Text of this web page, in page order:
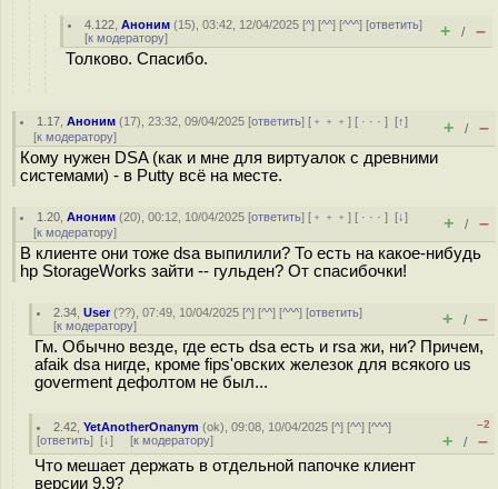
4.122 ,Аноним (15), 03:42, 12/04/2025 [^] [^^] [^^^] [ответить]
[к модератору] + / –
Толково. Спасибо.
1.17 ,Аноним (17), 23:32, 09/04/2025 [ответить] [ ﹢﹢﹢] [ · · ·][↑]
[к модератору] + / –
Кому нужен DSA (как и мне для виртуалок с древними
системами) - в Putty всё на месте.
1.20 ,Аноним (20), 00:12, 10/04/2025 [ответить] [ ﹢﹢﹢] [ · · ·][↓]
[к модератору] + / –
В клиенте они тоже dsa выпилили? То есть на какое-нибудь
hp StorageWorks зайти -- гульден? От спасибочки!
2.34 ,User(??), 07:49, 10/04/2025 [^] [^^] [^^^] [ответить]
[к модератору] + / –
Гм. Обычно везде, где есть dsa есть и rsa жи, ни? Причем,
afaik dsa нигде, кроме fips'овских железок для всякого us
goverment дефолтом не был...
2.42 ,YetAnotherOnanym (ok), 09:08, 10/04/2025 [^] [^^] [^^^]
[ответить] [↓] [к модератору]
–2
+ / –
Что мешает держать в отдельной папочке клиент
версии 9.9?